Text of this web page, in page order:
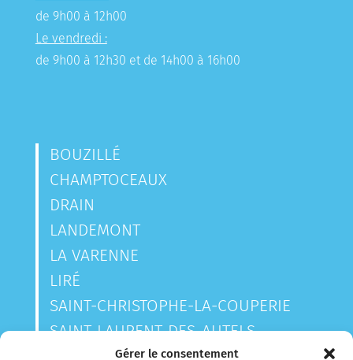
Gérer le consentement
de 9h00 à 12h00
Le vendredi :
de 9h00 à 12h30 et de 14h00 à 16h00
BOUZILLÉ
CHAMPTOCEAUX
DRAIN
LANDEMONT
LA VARENNE
LIRÉ
SAINT-CHRISTOPHE-LA-COUPERIE
SAINT-LAURENT-DES-AUTELS
SAINT-SAUVEUR-DE-LANDEMONT